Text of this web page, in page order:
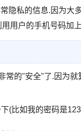
隐私的信息.因为大
用户的手机号码加
常的"安全"了.因为
(比如我的密码是